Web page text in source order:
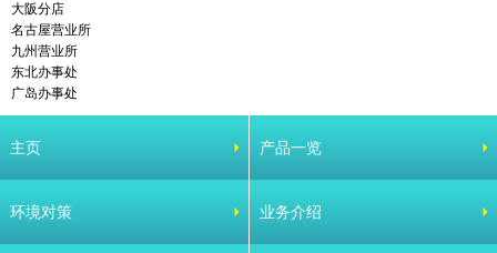
大阪分店
名古屋营业所
九州营业所
东北办事处
广岛办事处
主页 产品一览
环境对策 业务介绍